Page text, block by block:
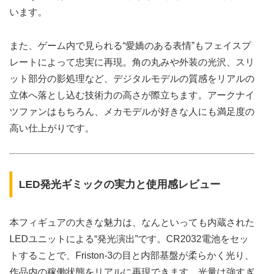
います。
また、ゲーム内で見られる“愛嬌のある表情”もフェイスプ
レートによって忠実に再現。角の丸みや外装の光沢、スリ
ット部分の影処理など、デジタルモデルの質感をリアルの
立体へ落とし込む技術力の高さが際立ちます。アークナイ
ツファンはもちろん、メカモデルが好きな人にも満足度の
高い仕上がりです。
LED発光ギミックの実力と使用感レビュー
本フィギュアの大きな魅力は、なんといっても内蔵された
LEDユニットによる“発光演出”です。CR2032電池をセッ
トすることで、Friston-3の目と内部基盤が柔らかく光り、
作品内の稼働状態をリアルに再現できます。光量は強すぎ